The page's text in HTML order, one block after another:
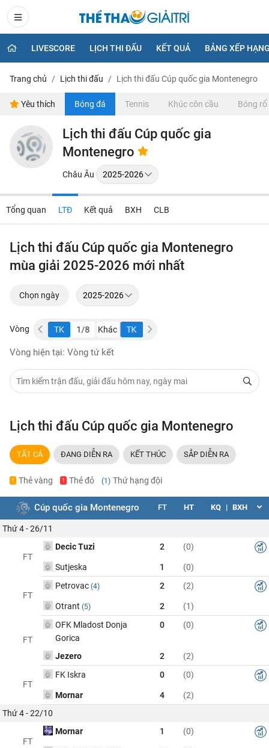
LIVESCORE LỊCH THI ĐẤU KẾT QUẢ BẢNG XẾP
Trang chủ Lịch thi đấu Lịch thi đấu Cúp quốc gia Montenegro
Yêu thích Bóng đá Tennis Khúc côn cầu Bóng rổ
Lịch thi đấu Cúp quốc gia
Montenegro
Châu Âu
Tổng quan LTĐ Kết quả BXH CLB
Lịch thi đấu Cúp quốc gia Montenegro
mùa giải 2025-2026 mới nhất
Chọn ngày
Vòng
1/8 Khác TK 1/8 Khác TK 1/8
Vòng hiện tại: Vòng tứ kết
Lịch thi đấu Cúp quốc gia Montenegro
TẤT CẢ ĐANG DIỄN RA KẾT THÚC SẮP DIỄN RA
1 Thẻ vàng 1 Thẻ đỏ (1) Thứ hạng đội
Cúp quốc gia Montenegro FT HT KQ | BXH
Thứ 4 - 26/11
FT
Decic Tuzi 2 (0)
Sutjeska 1 (0)
FT
Petrovac (4) 2 (2)
Otrant (5) 2 (1)
FT
OFK Mladost Donja
Gorica
0 (0)
Jezero 2 (2)
FT
FK Iskra 0 (0)
Mornar 4
(2)
Thứ 4 - 22/10
FT
Mornar 1 (0)